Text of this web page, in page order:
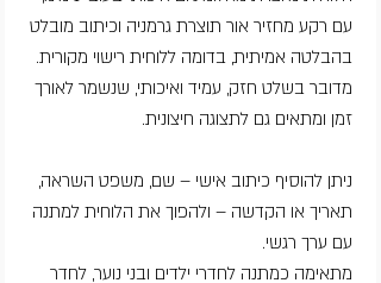
עם רקע מחזיר אור תוצרת גרמניה וכיתוב מובלט
בהבלטה אמיתית, בדומה ללוחית רישוי מקורית.
מדובר בשלט חזק, עמיד ואיכותי, שנשמר לאורך
זמן ומתאים גם לתצוגה חיצונית.
ניתן להוסיף כיתוב אישי – שם, משפט השראה,
תאריך או הקדשה – ולהפוך את הלוחית למתנה
עם ערך רגשי.
מתאימה כמתנה לחדרי ילדים ובני נוער, לחדר